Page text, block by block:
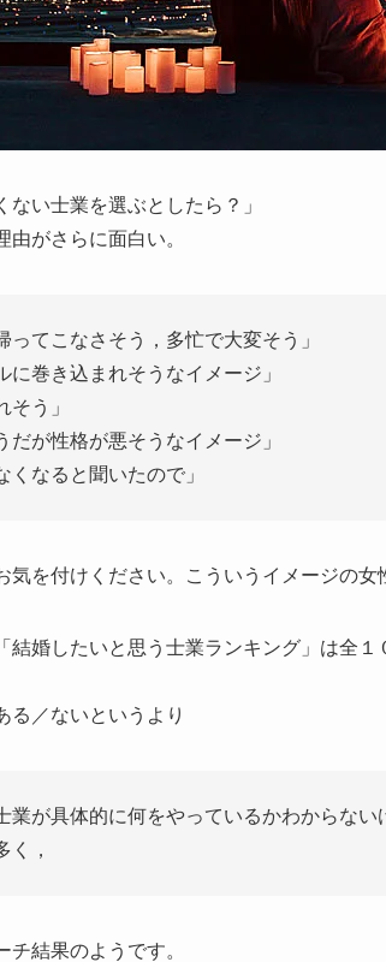
ない士業を選ぶとしたら？」
由がさらに面白い。
ってこなさそう，多忙で大変そう」
に巻き込まれそうなイメージ」
そう」
だが性格が悪そうなイメージ」
くなると聞いたので」
気を付けください。こういうイメージの女
結婚したいと思う士業ランキング」は全
る／ないというより
業が具体的に何をやっているかわからな
く，
チ結果のようです。